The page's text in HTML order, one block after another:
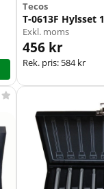
Tecos
T-0613F Hylsset
Exkl. moms
456 kr
Rek. pris: 584 kr
